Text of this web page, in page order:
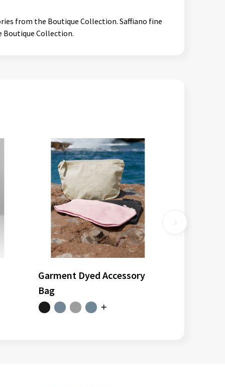
from the Boutique Collection. Saffiano fine
Boutique Collection.
Garment Dyed Accessory
Bag